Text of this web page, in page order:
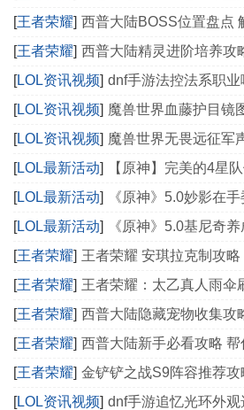
[王者荣耀] 西普大陆BOSS位置盘点
[王者荣耀] 西普大陆精灵进阶培养攻
[LOL资讯视频] dnf手游法控法系职
[LOL资讯视频] 魔兽世界血藤护目镜
[LOL资讯视频] 魔兽世界无畏远征军
[LOL最新活动]
【原神】完美的4星
[LOL最新活动]
《原神》5.0妙影在
[LOL最新活动]
《原神》5.0基尼奇
[王者荣耀] 王者荣耀 安琪拉克制攻
[王者荣耀] 王者荣耀：太乙真人雨伞
[王者荣耀] 西普大陆隐藏宠物收集攻
[王者荣耀] 西普大陆新手必看攻略
[王者荣耀] 金铲铲之战S9阵容推荐攻
[LOL资讯视频] dnf手游追忆光环外